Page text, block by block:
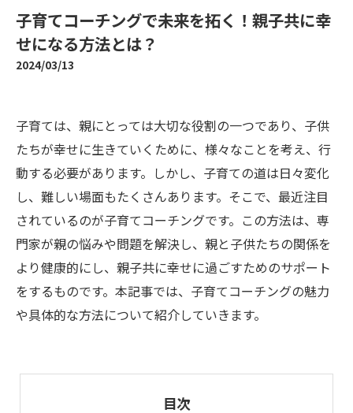
子育てコーチングで未来を拓く！親子共に幸
せになる方法とは？
2024/03/13
子育ては、親にとっては大切な役割の一つであり、子供
たちが幸せに生きていくために、様々なことを考え、行
動する必要があります。しかし、子育ての道は日々変化
し、難しい場面もたくさんあります。そこで、最近注目
されているのが子育てコーチングです。この方法は、専
門家が親の悩みや問題を解決し、親と子供たちの関係を
より健康的にし、親子共に幸せに過ごすためのサポート
をするものです。本記事では、子育てコーチングの魅力
や具体的な方法について紹介していきます。
目次